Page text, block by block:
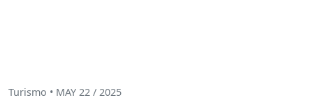
Turismo • MAY 22 / 2025